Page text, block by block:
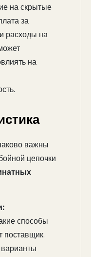
на скрытые
за
расходы на
на
важны
цепочки
способы
поставщик.